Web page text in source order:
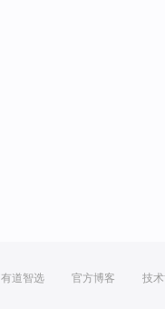
有道智选 官方博客 技